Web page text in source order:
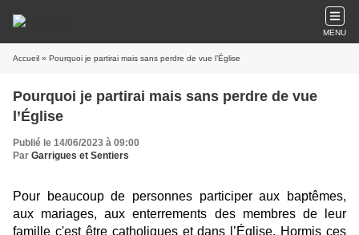
MENU
Accueil » Pourquoi je partirai mais sans perdre de vue l’Église
Pourquoi je partirai mais sans perdre de vue
l’Église
Publié le 14/06/2023 à 09:00
Par Garrigues et Sentiers
Pour beaucoup de personnes participer aux baptêmes,
aux mariages, aux enterrements des membres de leur
famille c'est être catholiques et dans l’Église. Hormis ces